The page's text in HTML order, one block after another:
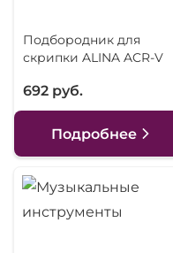
Подбородник для
скрипки ALINA ACR-V
692 руб.
Подробнее